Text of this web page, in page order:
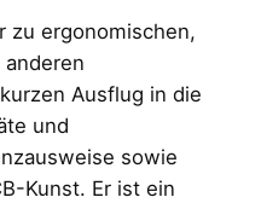
zu ergonomischen,
Ausflug in die
und
sowie
Kunst. Er ist ein